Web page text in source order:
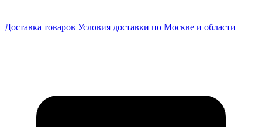
Доставка товаров Условия доставки по Москве и области